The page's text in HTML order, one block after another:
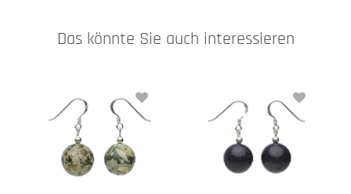
Das könnte Sie auch interessieren